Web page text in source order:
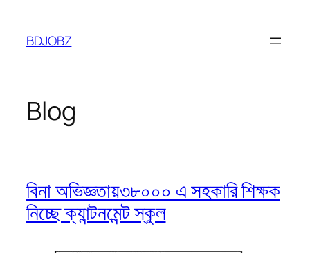
content
BDJOBZ
Blog
বিনা অভিজ্ঞতায়৩৮০০০ এ সহকারি শিক্ষক
নিচ্ছে ক্যান্টনমেন্ট স্কুল